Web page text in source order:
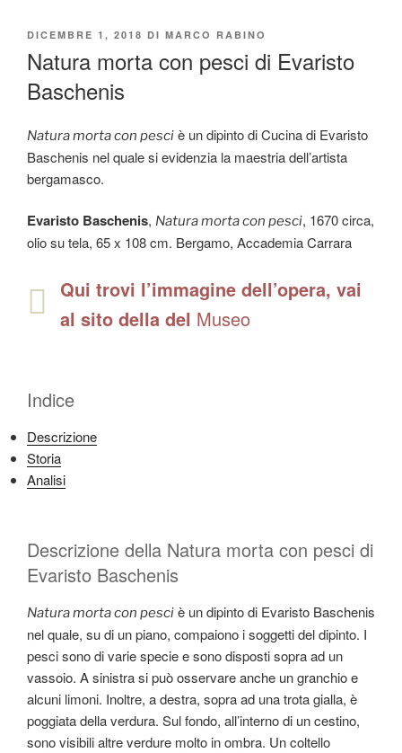
PUBBLICATO
DICEMBRE 1, 2018 DI MARCO RABINO
Natura morta con pesci di Evaristo
Baschenis
Natura morta con pesci è un dipinto di Cucina di Evaristo
Baschenis nel quale si evidenzia la maestria dell’artista
bergamasco.
Evaristo Baschenis, Natura morta con pesci, 1670 circa,
olio su tela, 65 x 108 cm. Bergamo, Accademia Carrara
Qui trovi l’immagine dell’opera, vai
al sito della del Museo
Indice
Descrizione
Storia
Analisi
Descrizione della Natura morta con pesci di
Evaristo Baschenis
Natura morta con pesci è un dipinto di Evaristo Baschenis
nel quale, su di un piano, compaiono i soggetti del dipinto. I
pesci sono di varie specie e sono disposti sopra ad un
vassoio. A sinistra si può osservare anche un granchio e
alcuni limoni. Inoltre, a destra, sopra ad una trota gialla, è
poggiata della verdura. Sul fondo, all’interno di un cestino,
sono visibili altre verdure molto in ombra. Un coltello